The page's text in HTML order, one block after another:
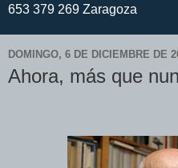
653 379 269 Zaragoza
DOMINGO, 6 DE DICIEMBRE DE
Ahora, más que